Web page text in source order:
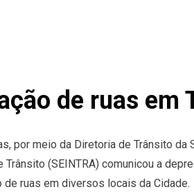
de ruas em
por meio da Diretoria de Trânsito da
Trânsito (SEINTRA) comunicou a
ruas em diversos locais da Cidade.